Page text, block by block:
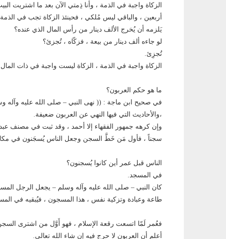
الزكاة واجبة في الذمة ، وأنا ذِمتي الآن بعد ما اشتريت
أربعين ، والباقي ليس مُلكي ، فحينئذ الزكاة تجب في
يَلزمه أن يُخرج الألف دينار من رأس المال الذي عنده؟
لو جاءه ألف دينار من بيعة ، فزكّاه ، تُجزئ؟
تُجزِئ.
الزكاة واجبة في الذمة ، الزكاة ليست واجبة في ذات
ما هو حكم العربون؟
في صحيح ابن ماجة : (( نهى النبي – صلى الله عليه وآله
،والأحاديث التي فيها النهي عن العربون ضعيفة.
وإن كرهه جمهور الفقهاء إلا أحمد ، وقد ثبت في مصنف
سجناً ، فأول مَن خَطَّ السجن وجعل الناس يُسجَنون في
الناس قبل عمر أين كانوا يُسجنون؟
في المسجد.
كان النبي – صلى الله عليه وآله وسلم – يجعل الرجل
طاعة وعبادة وتزكية نفس ، هذا المسجون ، فيُبقيه في
فعُمر لَمّا اتسعت رقعة الإسلام ، فهو أَوَّل من اشترى السجن
أعلم أن العربون لا حرج فيه إن شاء الله تعالى.